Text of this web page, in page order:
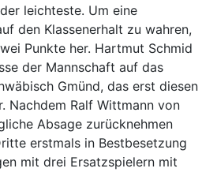
leichteste. Um eine
den Klassenerhalt zu wahren,
Punkte her. Hartmut Schmid
der Mannschaft auf das
Gmünd, das erst diesen
Nachdem Ralf Wittmann von
Absage zurücknehmen
erstmals in Bestbesetzung
mit drei Ersatzspielern mit